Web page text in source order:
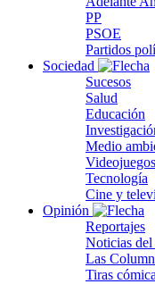
PP
PSOE
Partidos
Sociedad
Sucesos
Salud
Educación
Medio
Videojuegos
Tecnología
Cine y
Opinión
Reportajes
Noticias
Las
Tiras